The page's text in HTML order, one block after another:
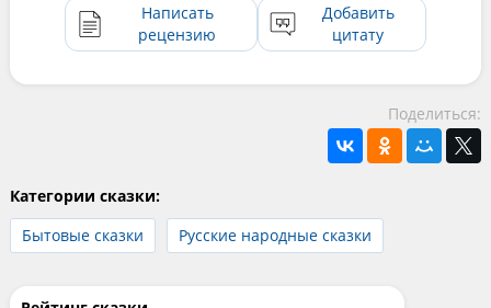
Написать
рецензию
Добавить
цитату
Поделиться:
Категории сказки:
Бытовые сказки
Русские народные сказки